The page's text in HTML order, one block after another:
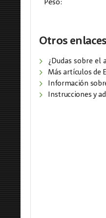
Peso:
Otros enlaces
¿Dudas sobre el
Más artículos de
Información
Instrucciones y